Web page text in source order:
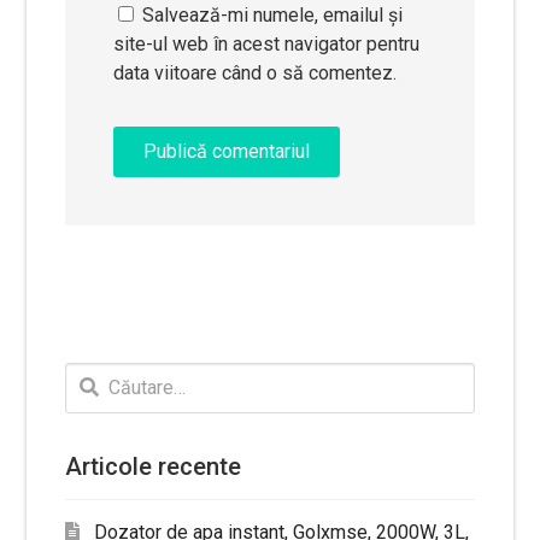
Salvează-mi numele, emailul și
site-ul web în acest navigator pentru
data viitoare când o să comentez.
Caută
după:
Articole recente
Dozator de apa instant, Golxmse, 2000W, 3L,